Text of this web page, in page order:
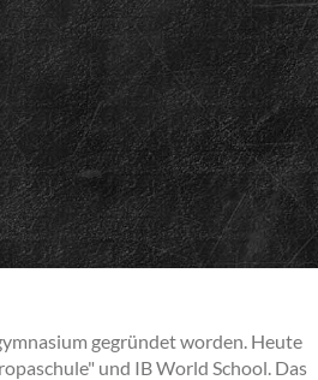
gegründet worden. Heute
und IB World School. Das